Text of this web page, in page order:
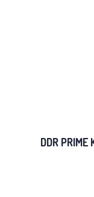
DDR